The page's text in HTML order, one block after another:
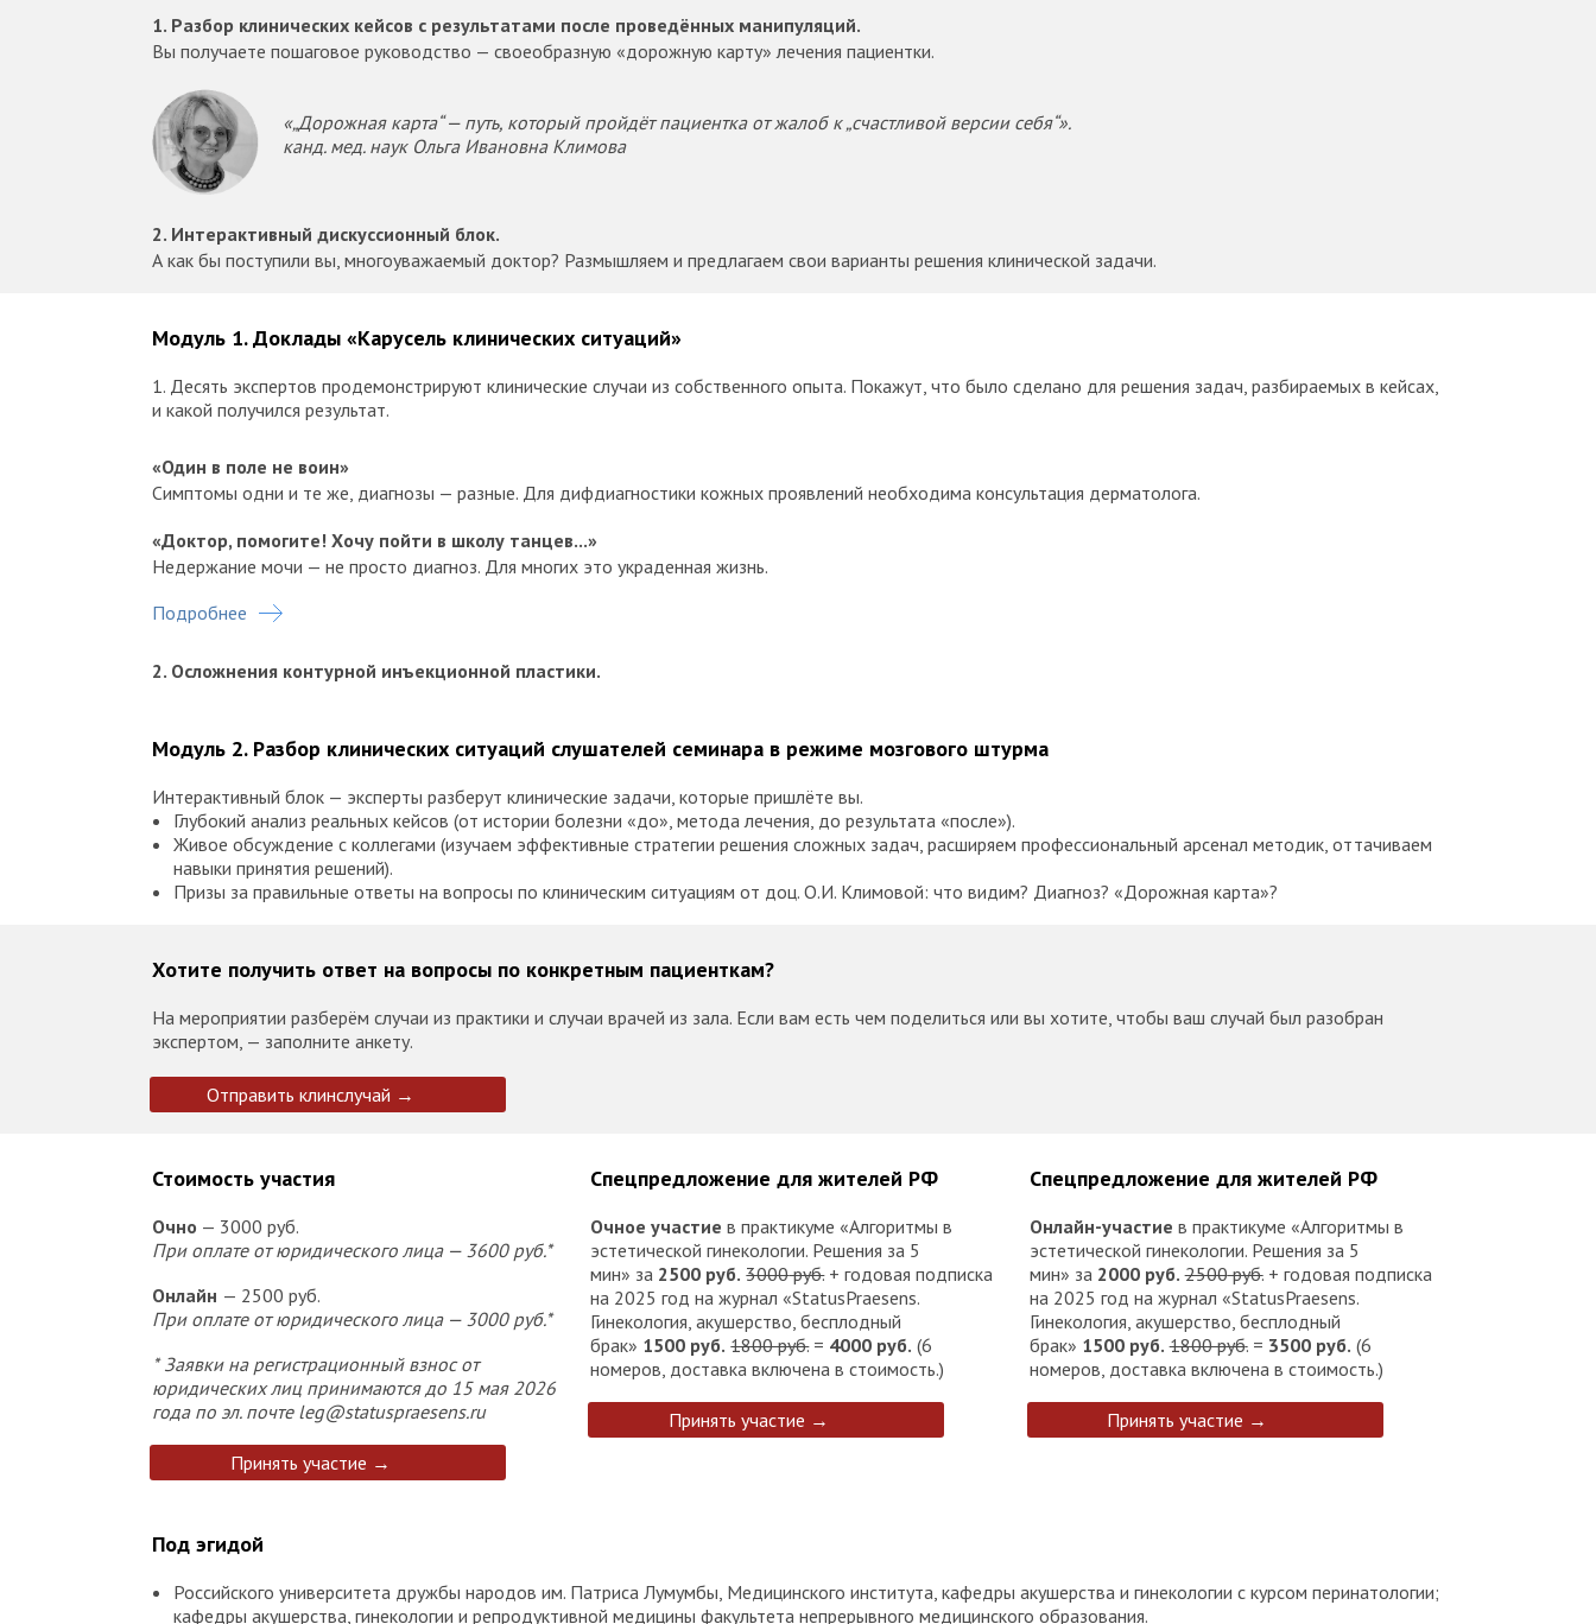
1. Разбор клинических кейсов с результатами после проведённых манипуляций.
Вы получаете пошаговое руководство — своеобразную «дорожную карту» лечения пациентки.
«„Дорожная карта“ — путь, который пройдёт пациентка от жалоб к „счастливой версии себя“».
канд. мед. наук Ольга Ивановна Климова
2. Интерактивный дискуссионный блок.
А как бы поступили вы, многоуважаемый доктор? Размышляем и предлагаем свои варианты решения клинической задачи.
Модуль 1. Доклады «Карусель клинических ситуаций»
1. Десять экспертов продемонстрируют клинические случаи из собственного опыта. Покажут, что было сделано для решения задач, разбираемых в кейсах,
и какой получился результат.
«Один в поле не воин»
Симптомы одни и те же, диагнозы — разные. Для дифдиагностики кожных проявлений необходима консультация дерматолога.
«Доктор, помогите! Хочу пойти в школу танцев...»
Недержание мочи — не просто диагноз. Для многих это украденная жизнь.
«Доктор, помогите! Долго терпела, больше не хочу...»
«Доктор, помогите! Не хочу стареть!»
До окончательной постановки диагноза проходят годы. Склероатрофический лихен.
«Доктор, помогите! На операцию не пойду!»
Пациентка отказалась от операции. Что делать?
Пациентке было предложено оперативное лечение — пластика стенок влагалища и перинеопластика. В плане при сохранении мочевой инконтиненции —
«Доктор, помогите! Постоянно лечусь от выделений»
Все доступные методы коррекции дисбиоза были задействованы, но жалобы по-прежнему возвращаются. Решение: сомкнуть половую щель.
«Доктор, помогите! Брак рушится...»
Отказ от половых контактов, тянущие боли в области послеоперационных рубцов, рубцовая деформация промежности. Тактика лечения.
«Доктор, постоянно влажное бельё, что делать?»
«Доктор, не нравится, помогите, сделайте операцию»
Подробнее
2. Осложнения контурной инъекционной пластики.
Модуль 2. Разбор клинических ситуаций слушателей семинара в режиме мозгового штурма
Интерактивный блок — эксперты разберут клинические задачи, которые пришлёте вы.
Глубокий анализ реальных кейсов (от истории болезни «до», метода лечения, до результата «после»).
Живое обсуждение с коллегами (изучаем эффективные стратегии решения сложных задач, расширяем профессиональный арсенал методик, оттачиваем
навыки принятия решений).
Призы за правильные ответы на вопросы по клиническим ситуациям от доц. О.И. Климовой: что видим? Диагноз? «Дорожная карта»?
Хотите получить ответ на вопросы по конкретным пациенткам?
На мероприятии разберём случаи из практики и случаи врачей из зала. Если вам есть чем поделиться или вы хотите, чтобы ваш случай был разобран
экспертом, — заполните анкету.
Отправить клинслучай →
Стоимость участия
Очно — 3000 руб.
При оплате от юридического лица — 3600 руб.*
Онлайн — 2500 руб.
При оплате от юридического лица — 3000 руб.*
* Заявки на регистрационный взнос от
юридических лиц принимаются до 15мая 2026
года по эл. почте leg@statuspraesens.ru
Принять участие →
Спецпредложение для жителей РФ
Очное участие в практикуме «Алгоритмы в
эстетической гинекологии. Решения за 5
мин» за 2500 руб. 3000руб.+ годовая подписка
на 2025 год на журнал «StatusPraesens.
Гинекология, акушерство, бесплодный
брак» 1500 руб. 1800 руб.= 4000 руб. (6
номеров, доставка включена в стоимость.)
Принять участие →
Спецпредложение для жителей РФ
Онлайн-участие в практикуме «Алгоритмы в
эстетической гинекологии. Решения за 5
мин» за 2000руб. 2500руб.+ годовая подписка
на 2025 год на журнал «StatusPraesens.
Гинекология, акушерство, бесплодный
брак» 1500 руб. 1800 руб.= 3500руб. (6
номеров, доставка включена в стоимость.)
Принять участие →
Под эгидой
Российского университета дружбы народов им. Патриса Лумумбы, Медицинского института, кафедры акушерства и гинекологии с курсом перинатологии;
кафедры акушерства, гинекологии и репродуктивной медицины факультета непрерывного медицинского образования.